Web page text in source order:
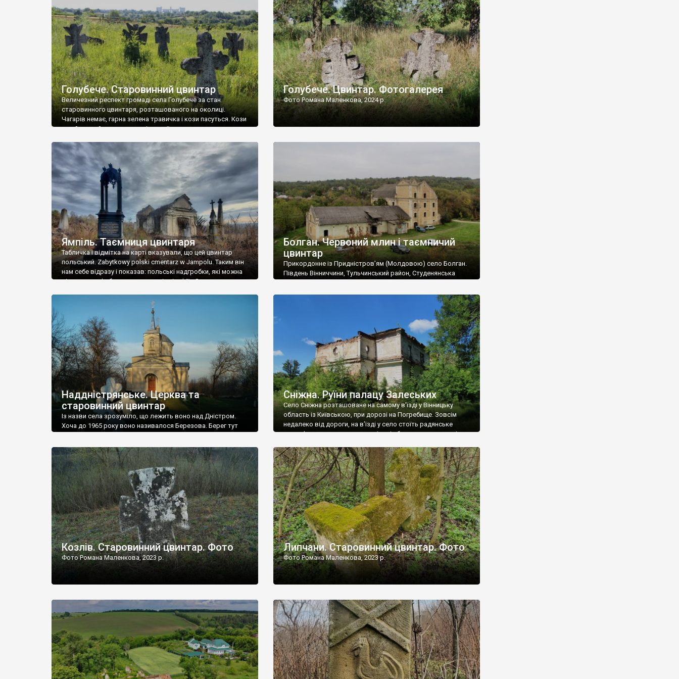
[…]
Голубече. Старовинний цвинтар
Величезний респект громаді села Голубече за стан
старовинного цвинтаря, розташованого на околиці.
Чагарів немає, гарна зелена травичка і кози пасуться. Кози
– найкращий регулятор шкідливої, для старих кладовищ,
бруньками, кози ті бруньки обгризають, бо то улюблений
делікатес. На цвинтарі у Голубечому ціла колекція
різноманітних форм хрестів. Село відносно невелике, […]
Голубече. Цвинтар. Фотогалерея
Фото Романа Маленкова, 2024 р.
Ямпіль. Таємниця цвинтаря
Табличка і відмітка на карті вказували, що цей цвинтар
польський. Zabytkowy polski cmentarz w Jampolu. Таким він
нам себе відразу і показав: польські надгробки, які можна
віднести до фабричних, польські епітафії… Загалом цвинтар
виявилося більше семи гектарів. Перше враження про
абсолютну звичайність польського цвинтаря виявилося
оманливим – […]
Болган. Червоний млин і таємничий
цвинтар
Прикордонне із Придністров’ям (Молдовою) село Болган.
Південь Вінниччини, Тульчинський район, Студенянська
старовинний цвинтар із кам’яними хрестами. Всі епітафії, які
збереглися, написані кирилицею, церковнослов’янською
мовою. За всіма традиційними ознаками – цвинтар
український. Хрести датуються 19 століттям. У 1924-1940
роках Болган […]
Наддністрянське. Церква та
старовинний цвинтар
Із назви села зрозуміло, що лежить воно над Дністром.
Хоча до 1965 року воно називалося Березова. Берег тут
Наддністрянське відрізняється від більшості навколишніх
сіл. У селі є мурована Михайлівська церква. Точної дати […]
Сніжна. Руїни палацу Залеських
Село Сніжна розташоване на самому в’їзді у Вінницьку
область із Київською, при дорозі на Погребище. Зовсім
недалеко від дороги, на в’їзді у село стоїть радянське
рельєфне пано, яке показує жінку і яблуню, а трохи далі,
дороги їх не видно, але видно дві стареньких колії у траві –
[…]
Козлів. Старовинний цвинтар. Фото
Фото Романа Маленкова, 2023 р.
Липчани. Старовинний цвинтар. Фото
Фото Романа Маленкова, 2023 р.